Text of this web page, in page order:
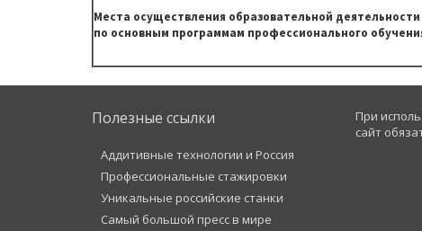
Места осуществления образовательной деятельности
по основным программам профессионального
Полезные ссылки
Аддитивные технологии и Россия
Профессиональные стажировки
Уникальные российские станки
Самый большой пресс в мире
При
сайт